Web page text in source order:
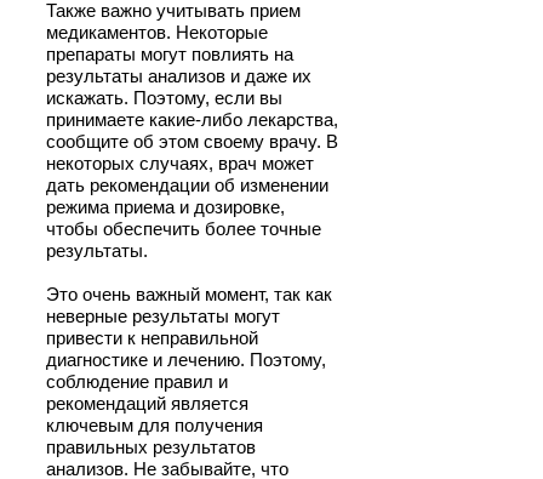
Также важно учитывать прием
медикаментов. Некоторые
препараты могут повлиять на
результаты анализов и даже их
искажать. Поэтому, если вы
принимаете какие-либо лекарства,
сообщите об этом своему врачу. В
некоторых случаях, врач может
дать рекомендации об изменении
режима приема и дозировке,
чтобы обеспечить более точные
результаты.
Это очень важный момент, так как
неверные результаты могут
привести к неправильной
диагностике и лечению. Поэтому,
соблюдение правил и
рекомендаций является
ключевым для получения
правильных результатов
анализов. Не забывайте, что